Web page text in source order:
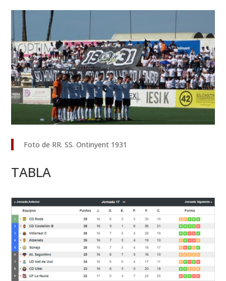
Foto de RR. SS. Ontinyent 1931
TABLA